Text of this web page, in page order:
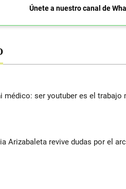
Únete a nuestro canal de
médico: ser youtuber es el
Arizabaleta revive dudas por el